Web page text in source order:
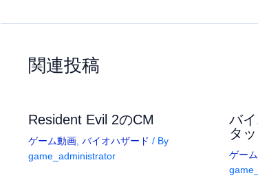
関連投稿
Resident Evil 2のCM
ゲーム動画, バイオハザード / By
game_administrator
バ
タ
ゲー